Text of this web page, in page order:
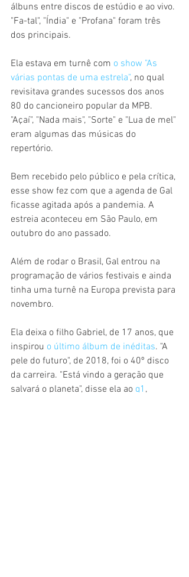
álbuns entre discos de estúdio e ao vivo.
"Fa-tal", "Índia" e "Profana" foram três
dos principais.
Ela estava em turnê com o show "As
várias pontas de uma estrela", no qual
revisitava grandes sucessos dos anos
80 do cancioneiro popular da MPB.
"Açaí", "Nada mais", "Sorte" e "Lua de mel"
eram algumas das músicas do
repertório.
Bem recebido pelo público e pela crítica,
esse show fez com que a agenda de Gal
ficasse agitada após a pandemia. A
estreia aconteceu em São Paulo, em
outubro do ano passado.
Além de rodar o Brasil, Gal entrou na
programação de vários festivais e ainda
tinha uma turnê na Europa prevista para
novembro.
Ela deixa o filho Gabriel, de 17 anos, que
inspirou o último álbum de inéditas. "A
pele do futuro", de 2018, foi o 40º disco
da carreira. "Está vindo a geração que
salvará o planeta", disse ela ao g1 ,